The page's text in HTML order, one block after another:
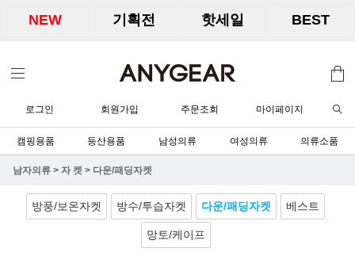
NEW 기획전 핫세일 BEST
로그인 회원가입 주문조회 마이페이지
캠핑용품 등산용품 남성의류 여성의류 의류소품
남자의류 > 자 켓 > 다운/패딩자켓
방풍/보온자켓 방수/투습자켓 다운/패딩자켓 베스트
망토/케이프